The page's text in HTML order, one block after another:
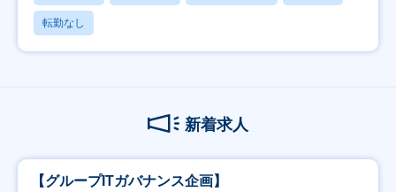
転勤なし
新着求人
【グループITガバナンス企画】